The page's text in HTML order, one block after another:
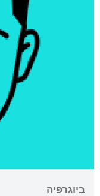
ביוגרפיה